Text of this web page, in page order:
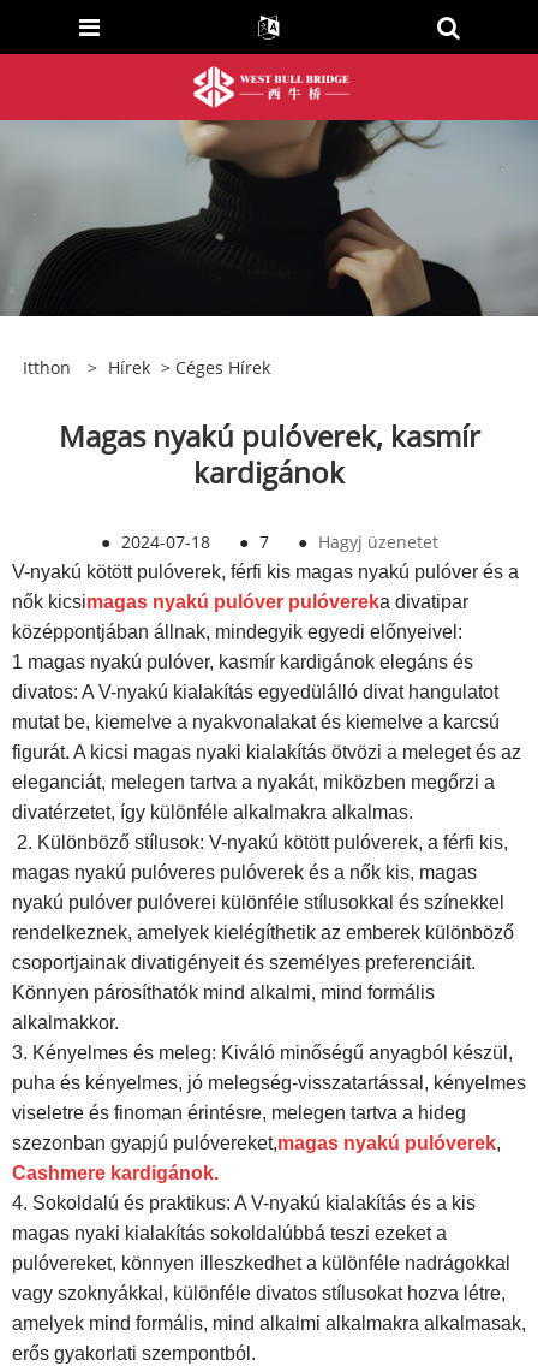
Itthon > Hírek > Céges Hírek
Magas nyakú pulóverek, kasmír
kardigánok
● 2024-07-18 ● 7 ● Hagyj üzenetet
V-nyakú kötött pulóverek, férfi kis magas nyakú pulóver és a
nők kicsimagas nyakú pulóver pulóvereka divatipar
középpontjában állnak, mindegyik egyedi előnyeivel:
1 magas nyakú pulóver, kasmír kardigánok elegáns és
divatos: A V-nyakú kialakítás egyedülálló divat hangulatot
mutat be, kiemelve a nyakvonalakat és kiemelve a karcsú
figurát. A kicsi magas nyaki kialakítás ötvözi a meleget és az
eleganciát, melegen tartva a nyakát, miközben megőrzi a
divatérzetet, így különféle alkalmakra alkalmas.
2. Különböző stílusok: V-nyakú kötött pulóverek, a férfi kis,
magas nyakú pulóveres pulóverek és a nők kis, magas
nyakú pulóver pulóverei különféle stílusokkal és színekkel
rendelkeznek, amelyek kielégíthetik az emberek különböző
csoportjainak divatigényeit és személyes preferenciáit.
Könnyen párosíthatók mind alkalmi, mind formális
alkalmakkor.
3. Kényelmes és meleg: Kiváló minőségű anyagból készül,
puha és kényelmes, jó melegség-visszatartással, kényelmes
viseletre és finoman érintésre, melegen tartva a hideg
szezonban gyapjú pulóvereket,magas nyakú pulóverek,
Cashmere kardigánok.
4. Sokoldalú és praktikus: A V-nyakú kialakítás és a kis
magas nyaki kialakítás sokoldalúbbá teszi ezeket a
pulóvereket, könnyen illeszkedhet a különféle nadrágokkal
vagy szoknyákkal, különféle divatos stílusokat hozva létre,
amelyek mind formális, mind alkalmi alkalmakra alkalmasak,
erős gyakorlati szempontból.